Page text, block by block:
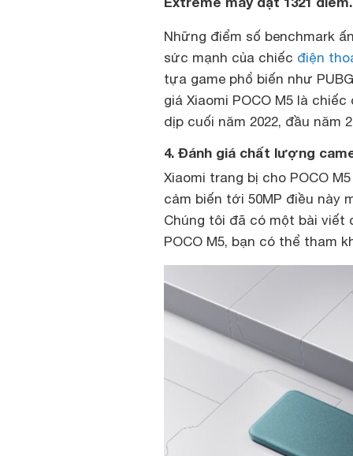
Những điểm số benchmark
sức mạnh của chiếc điện
tựa game phổ biến như
giá Xiaomi POCO M5 là
dịp cuối năm 2022, đầu năm
4. Đánh giá chất lượng
Xiaomi trang bị cho POCO
cảm biến tới 50MP điều này
Chúng tôi đã có một bài viết
POCO M5, bạn có thể tham